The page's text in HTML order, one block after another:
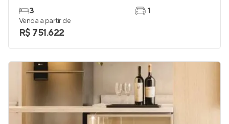
3
1
Venda a partir de
R$ 751.622